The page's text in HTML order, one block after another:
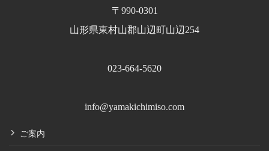
〒990-0301
山形県東村山郡山辺町山辺254
023-664-5620
info@yamakichimiso.com
ご案内